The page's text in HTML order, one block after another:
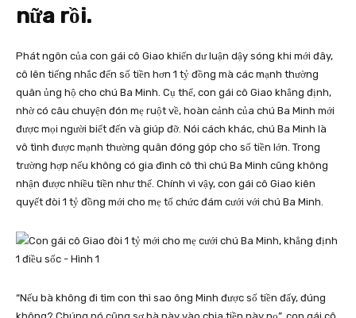
nữa rồi.
Phát ngôn của con gái cô Giao khiến dư luận dậy sóng khi mới đây,
cô lên tiếng nhắc đến số tiền hơn 1 tỷ đồng mà các mạnh thường
quân ủng hộ cho chú Ba Minh. Cụ thể, con gái cô Giao khẳng định,
nhờ có câu chuyện đón mẹ ruột về, hoàn cảnh của chú Ba Minh mới
được mọi người biết đến và giúp đỡ. Nói cách khác, chú Ba Minh là
vô tình được mạnh thường quân đóng góp cho số tiền lớn. Trong
trường hợp nếu không có gia đình cô thì chú Ba Minh cũng không
nhận được nhiều tiền như thế. Chính vì vậy, con gái cô Giao kiên
quyết đòi 1 tỷ đồng mới cho mẹ tổ chức đám cưới với chú Ba Minh.
“Nếu bà không đi tìm con thì sao ông Minh được số tiền đấy, đúng